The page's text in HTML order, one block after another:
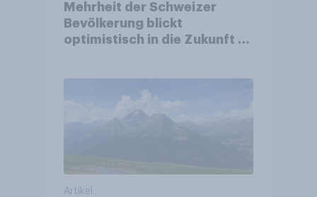
Mehrheit der Schweizer
Bevölkerung blickt
optimistisch in die Zukunft –
Altersvorsorge
Artikel